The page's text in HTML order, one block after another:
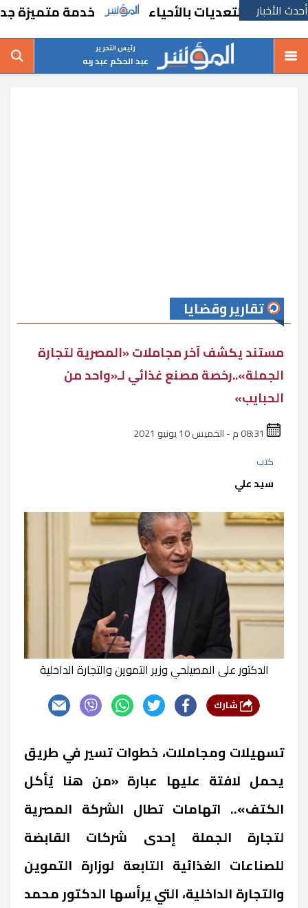
أحدث الأخبار بالأحياء خدمة متميزة جديدة
رئيس التحرير
عبد الحكم عبد ربه
تقارير وقضايا
مستند يكشف آخر مجاملات «المصرية لتجارة
الجملة»..رخصة مصنع غذائي لـ«واحد من
الحبايب»
كتب
سيد علي
الدكتور على المصيلحي وزير التموين والتجارة الداخلية
تسهيلات ومجاملات، خطوات تسير في طريق
يحمل لافتة عليها عبارة «من هنا يُأكل
الكتف».. اتهامات تطال الشركة المصرية
لتجارة الجملة إحدى شركات القابضة
للصناعات الغذائية التابعة لوزارة التموين
والتجارة الداخلية، التي يرأسها الدكتور محمد